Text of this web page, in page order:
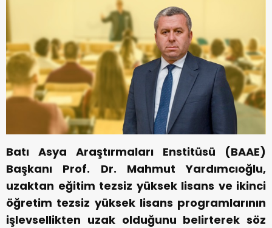
Batı Asya Araştırmaları Enstitüsü (BAAE)
Başkanı Prof. Dr. Mahmut Yardımcıoğlu,
uzaktan eğitim tezsiz yüksek lisans ve ikinci
öğretim tezsiz yüksek lisans programlarının
işlevsellikten uzak olduğunu belirterek söz